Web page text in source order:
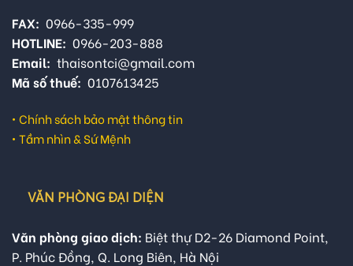
FAX: 0966-335-999
HOTLINE: 0966-203-888
Email: thaisontci@gmail.com
Mã số thuế: 0107613425
• Chính sách bảo mật thông tin
• Tầm nhìn & Sứ Mệnh
VĂN PHÒNG ĐẠI DIỆN
Văn phòng giao dịch: Biệt thự D2-26 Diamond Point,
P. Phúc Đồng, Q. Long Biên, Hà Nội